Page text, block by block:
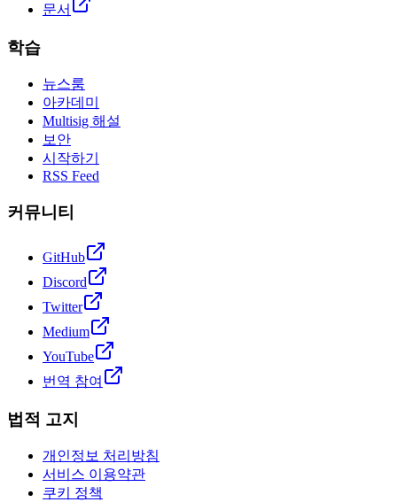
문서
학습
뉴스룸
아카데미
Multisig 해설
보안
시작하기
RSS Feed
커뮤니티
GitHub
Discord
Twitter
Medium
YouTube
번역 참여
법적 고지
개인정보 처리방침
서비스 이용약관
쿠키 정책